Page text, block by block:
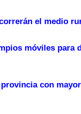
el medio
móviles para
con